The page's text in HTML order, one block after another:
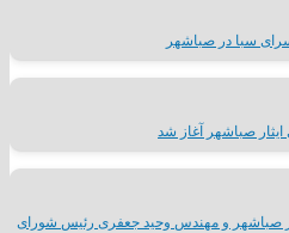
سبا در صباشهر
صباشهر آغاز شد
صباشهر و مهندس وحید جعفری رئیس شورای